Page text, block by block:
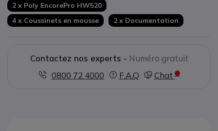
2 x Poly EncorePro HW520
4 x Coussinets en mousse
2 x Documentation
Contactez nos experts - Numéro gratuit
0800 72 4000
F.A.Q Chat